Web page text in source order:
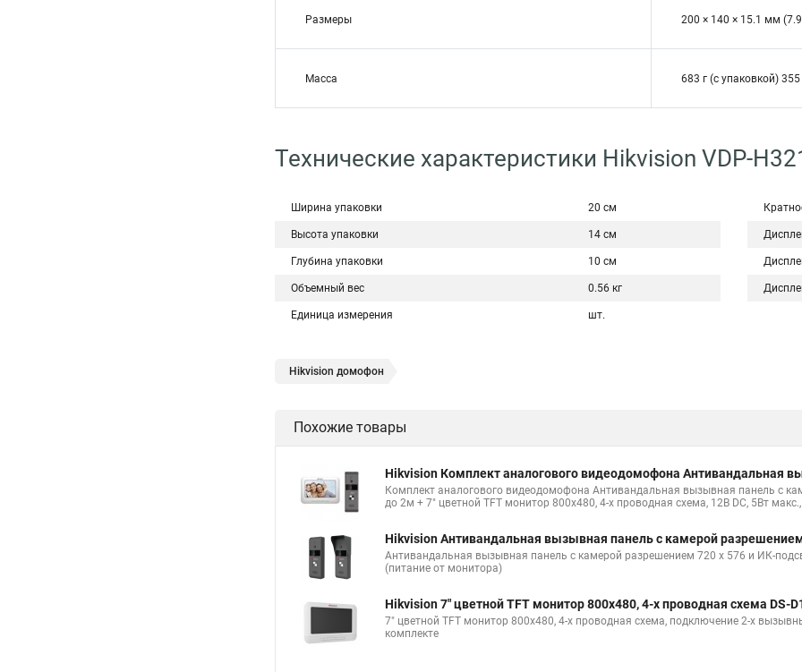
Размеры 200 × 140 × 15.1 мм (7.9
Масса 683 г (с упаковкой)
Технические характеристики Hikvision VDP-
Ширина упаковки 20 см
Высота упаковки 14 см
Глубина упаковки 10 см
Объемный вес 0.56 кг
Единица измерения шт.
Hikvision домофон
Похожие товары
Hikvision Комплект аналогового видеодомофона Антивандальная
Комплект аналогового видеодомофона Антивандальная вызывная панель с
до 2м + 7" цветной TFT монитор 800х480, 4-х проводная схема, 12В DC, 5Вт
Hikvision Антивандальная вызывная панель с камерой
Антивандальная вызывная панель с камерой разрешением 720 х 576 и ИК-
(питание от монитора)
Hikvision 7" цветной TFT монитор 800х480, 4-х проводная схема DS-
7" цветной TFT монитор 800х480, 4-х проводная схема, подключение 2-х
комплекте